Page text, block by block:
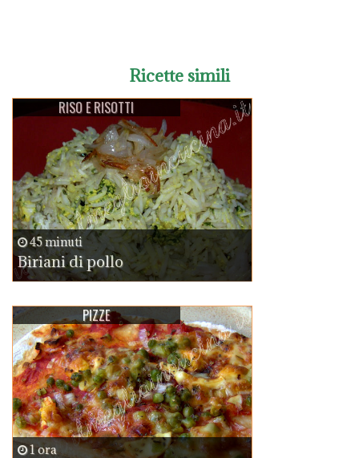
Ricette simili
RISO E RISOTTI
45 minuti
Biriani di pollo
PIZZE
1 ora